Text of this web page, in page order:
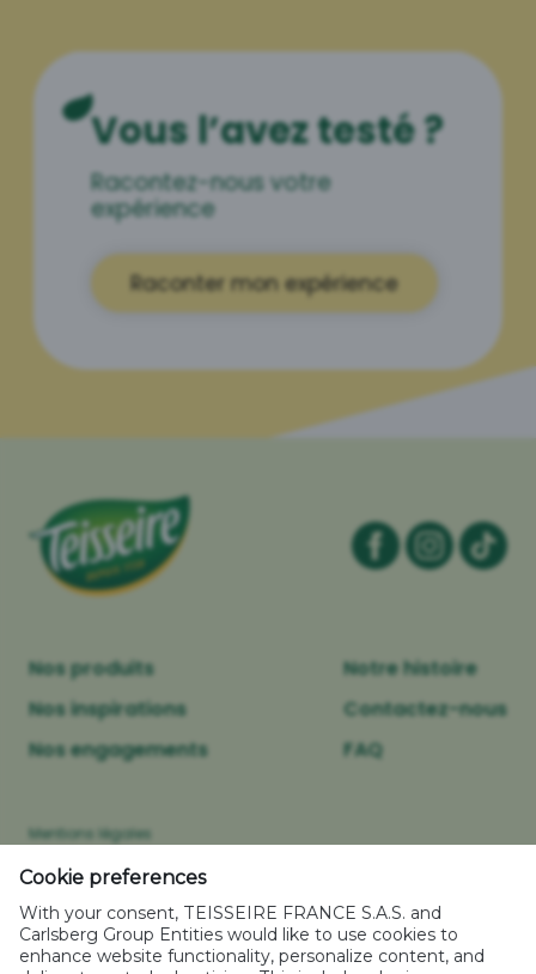
Vous l’avez testé ?
Racontez-nous votre
expérience
Raconter mon expérience
Nos produits
Nos inspirations
Nos engagements
Notre histoire
Contactez-nous
FAQ
Politique relative aux cookies
Politique de confidentialité
Plan de site
Cookie preferences
With your consent, TEISSEIRE FRANCE S.A.S. and
Carlsberg Group Entities would like to use cookies to
enhance website functionality, personalize content, and